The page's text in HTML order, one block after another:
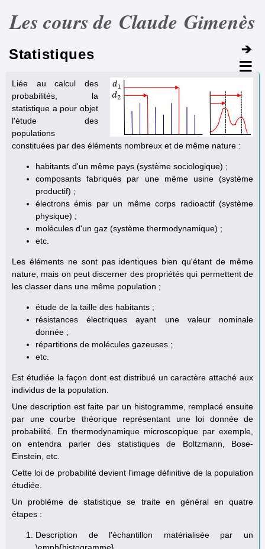
Les cours de Claude Gimenès
Statistiques
Liée au calcul des
probabilités, la
statistique a pour objet
l'étude des
populations
constituées par des éléments nombreux et de même nature :
habitants d'un même pays (système sociologique) ;
composants fabriqués par une même usine (système
productif) ;
électrons émis par un même corps radioactif (système
physique) ;
molécules d'un gaz (système thermodynamique) ;
etc.
Les éléments ne sont pas identiques bien qu'étant de même
nature, mais on peut discerner des propriétés qui permettent de
les classer dans une même population ;
étude de la taille des habitants ;
résistances électriques ayant une valeur nominale
donnée ;
répartitions de molécules gazeuses ;
etc.
Est étudiée la façon dont est distribué un caractère attaché aux
individus de la population.
Une description est faite par un histogramme, remplacé ensuite
par une courbe théorique représentant une loi donnée de
probabilité. En thermodynamique microscopique par exemple,
on entendra parler des statistiques de Boltzmann, Bose-
Einstein, etc.
Cette loi de probabilité devient l'image définitive de la population
étudiée.
Un problème de statistique se traite en général en quatre
étapes :
Description de l'échantillon matérialisée par un